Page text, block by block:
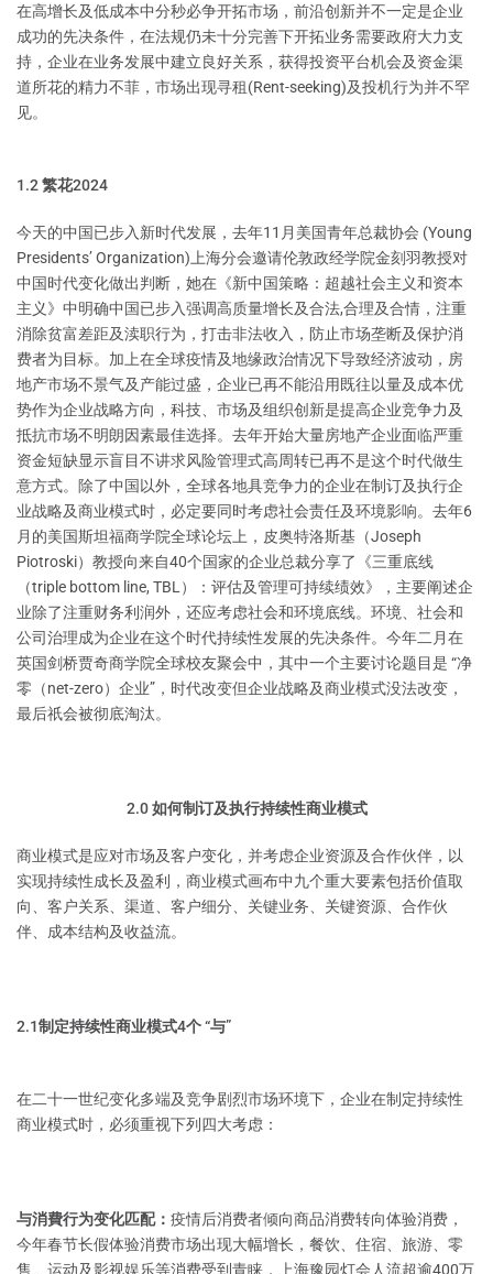
在高增长及低成本中分秒必争开拓市场，前沿创新并不一定是企业
成功的先决条件，在法规仍未十分完善下开拓业务需要政府大力支
持，企业在业务发展中建立良好关系，获得投资平台机会及资金渠
道所花的精力不菲，市场出现寻租(Rent-seeking)及投机行为并不罕
见。
1.2 繁花2024
今天的中国已步入新时代发展，去年11月美国青年总裁协会 (Young
Presidents’ Organization)上海分会邀请伦敦政经学院金刻羽教授对
中国时代变化做出判断，她在《新中国策略：超越社会主义和资本
主义》中明确中国已步入强调高质量增长及合法,合理及合情，注重
消除贫富差距及渎职行为，打击非法收入，防止市场垄断及保护消
费者为目标。加上在全球疫情及地缘政治情况下导致经济波动，房
地产市场不景气及产能过盛，企业已再不能沿用既往以量及成本优
势作为企业战略方向，科技、市场及组织创新是提高企业竞争力及
抵抗市场不明朗因素最佳选择。去年开始大量房地产企业面临严重
资金短缺显示盲目不讲求风险管理式高周转已再不是这个时代做生
意方式。除了中国以外，全球各地具竞争力的企业在制订及执行企
业战略及商业模式时，必定要同时考虑社会责任及环境影响。去年6
月的美国斯坦福商学院全球论坛上，皮奥特洛斯基（Joseph
Piotroski）教授向来自40个国家的企业总裁分享了《三重底线
（triple bottom line, TBL）：评估及管理可持续绩效》，主要阐述企
业除了注重财务利润外，还应考虑社会和环境底线。环境、社会和
公司治理成为企业在这个时代持续性发展的先决条件。今年二月在
英国剑桥贾奇商学院全球校友聚会中，其中一个主要讨论题目是 “净
零（net-zero）企业”，时代改变但企业战略及商业模式没法改变，
最后祇会被彻底淘汰。
2.0 如何制订及执行持续性商业模式
商业模式是应对市场及客户变化，并考虑企业资源及合作伙伴，以
实现持续性成长及盈利，商业模式画布中九个重大要素包括价值取
向、客户关系、渠道、客户细分、关键业务、关键资源、合作伙
伴、成本结构及收益流。
2.1制定持续性商业模式4个 “与”
在二十一世纪变化多端及竞争剧烈市场环境下，企业在制定持续性
商业模式时，必须重视下列四大考虑：
与消費行为变化匹配： 疫情后消费者倾向商品消费转向体验消费，
今年春节长假体验消费市场出现大幅增长，餐饮、住宿、旅游、零
售、运动及影视娱乐等消费受到青睐，上海豫园灯会人流超逾400万